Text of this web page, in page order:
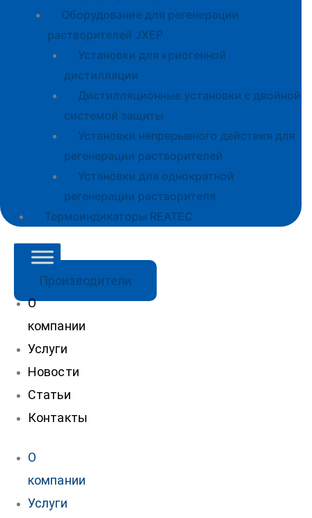
Оборудование для регенерации
растворителей JXEP
Установки для криогенной
дистилляции
Дистилляционные установки с двойной
системой защиты
Установки непрерывного действия для
регенерации растворителей
Установки для однократной
регенерации растворителя
Термоиндикаторы REATEC
Производители
О
компании
Услуги
Новости
Статьи
Контакты
О
компании
Услуги